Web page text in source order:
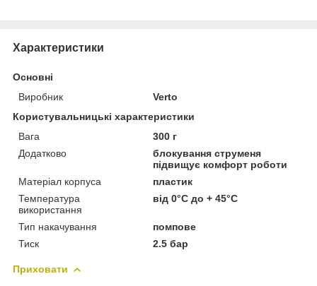
Характеристики
Основні
Виробник
Verto
Користувальницькі характеристики
Вага
300 г
Додатково
блокування струменя
підвищує комфорт роботи
Матеріал корпуса
пластик
Температура
використання
від 0°C до + 45°C
Тип накачування
помпове
Тиск
2.5 бар
Приховати